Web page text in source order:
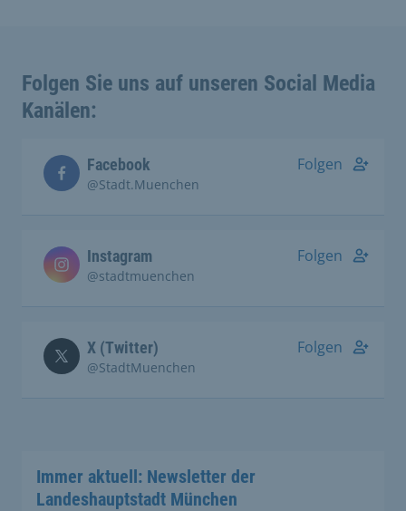
Folgen Sie uns auf unseren Social Media
Kanälen:
Facebook
@Stadt.Muenchen
Folgen
Instagram
@stadtmuenchen
Folgen
X (Twitter)
@StadtMuenchen
Folgen
Immer aktuell: Newsletter der
Landeshauptstadt München